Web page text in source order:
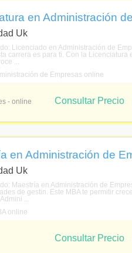
en Administración
Uk
Licenciado en Administración de
carrera es para ti. Con la
...
de Empresas online
- online Consultar Precio
en Administración de
Uk
Maestría en Administración de
de gestin. Este MBA te permitir
...
online
Consultar Precio